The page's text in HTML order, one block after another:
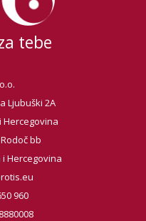
tebe
Ljubuški 2A
Hercegovina
bb
i Hercegovina
960